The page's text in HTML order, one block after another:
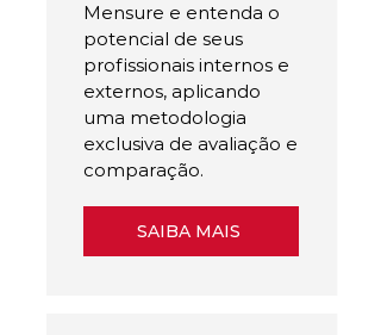
Mensure e entenda o
potencial de seus
profissionais internos e
externos, aplicando
uma metodologia
exclusiva de avaliação e
comparação.
SAIBA MAIS